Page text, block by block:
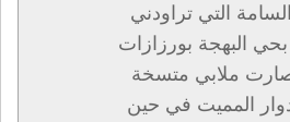
التي تراودني
البهجة بورزازات
ملابي متسخة
المميت في حين